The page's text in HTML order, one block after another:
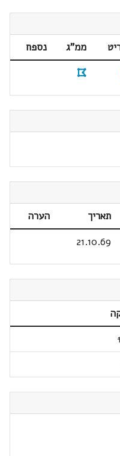
ממ"ג
נספח
תאריך
הערה
21.10.69